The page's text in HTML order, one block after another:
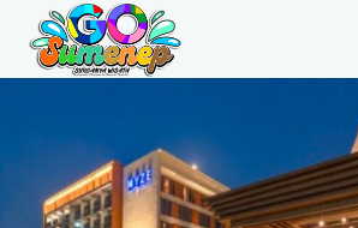
GO
Sumenep
Wisata
Sumenep